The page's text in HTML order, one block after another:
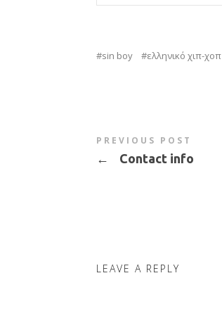
sin boy ελληνικό χιπ-χοπ
PREVIOUS POST
← Contact info
LEAVE A REPLY